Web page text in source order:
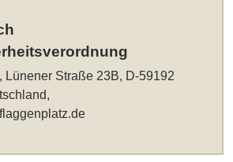
Lünener Straße 23B, D-59192